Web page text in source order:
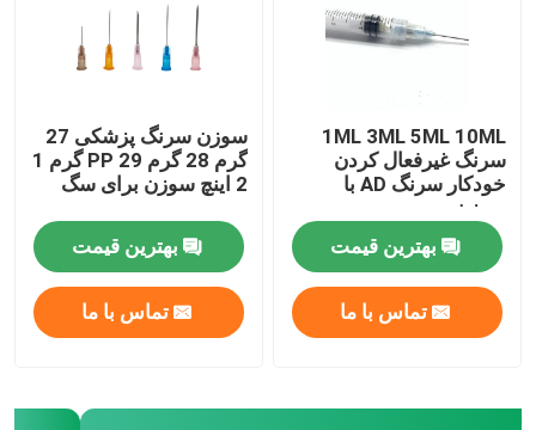
لاستیک بوتیل هالوژنه
لوله سیلیکونی پزشکی
لوله زهکشی
لوازم جانبی کاتتر ادراری
لوله تزریق
لوازم جانبی تزریق
1ML 3ML 5ML 10ML
سرنگ غیرفعال کردن
خودکار سرنگ AD با
سوزن
بهترین قیمت
تماس با ما
سوزن سرنگ پزشکی 27
گرم 28 گرم PP 29 گرم 1
2 اینچ سوزن برای سگ
بهترین قیمت
تماس با ما